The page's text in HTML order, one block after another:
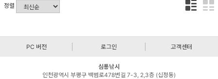
정렬
PC 버전 로그인 고객센터
심통낚시
인천광역시 부평구 백범로478번길 7-3, 2,3층 (십정동)